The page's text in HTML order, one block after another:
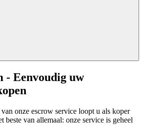
- Eenvoudig uw
onze escrow service loopt u als koper
beste van allemaal: onze service is geheel